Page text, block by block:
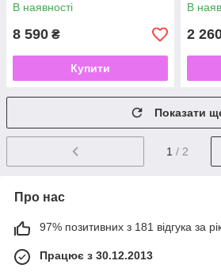
В наявності
8 590 ₴
Купити
В
2
Показати
1 / 2
Про нас
97% позитивних з 181 відгука за
Працює з 30.12.2013